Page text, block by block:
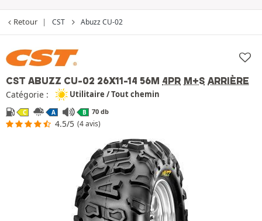
Retour CST Abuzz CU-02
CST ABUZZ CU-02 26X11-14 56M 4PR M+S ARRIÈRE
Catégorie : Utilitaire / Tout chemin
C A B 70 db
4.5/5 (4 avis)